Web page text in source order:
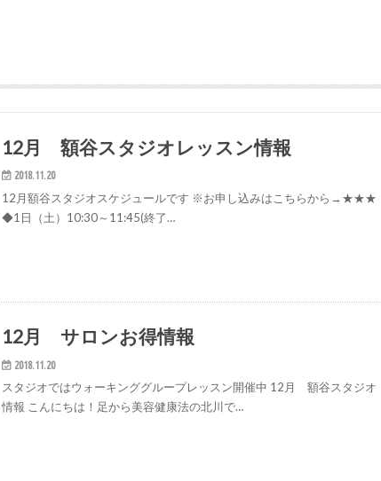
12月 額谷スタジオレッスン情報
2018.11.20
12月額谷スタジオスケジュールです ※お申し込みはこちらから→★★★
◆1日（土）10:30～11:45(終了…
12月 サロンお得情報
2018.11.20
スタジオではウォーキンググループレッスン開催中 12月 額谷スタジオ
情報 こんにちは！足から美容健康法の北川で…